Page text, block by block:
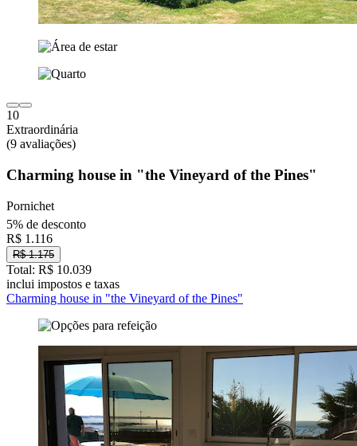
10
Extraordinária
(9 avaliações)
Charming house in "the Vineyard of the Pines"
Pornichet
5% de desconto
R$ 1.116
R$ 1.175
Total: R$ 10.039
inclui impostos e taxas
Charming house in "the Vineyard of the Pines"